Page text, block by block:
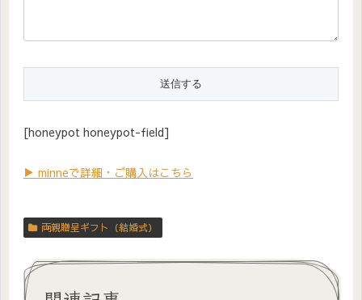
[honeypot honeypot-field]
▶ minneで詳細・ご購入はこちら
両親贈呈ギフト（結婚式）